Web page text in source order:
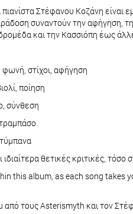
Στέφανου Κοζάνη
συναντούν την αφήγηση,
και την Κασσιόπη έως
στίχοι, αφήγηση
ποίηση
σύνθεση
θετικές κριτικές,
this album, as each song
από τους Asterismyth και τον